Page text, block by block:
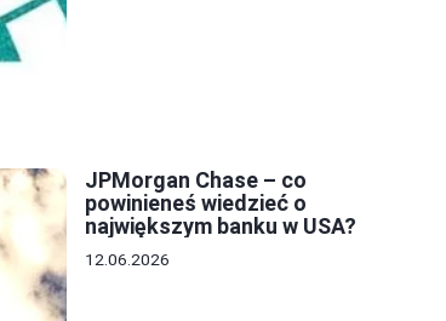
JPMorgan Chase – co
powinieneś wiedzieć o
największym banku w USA?
12.06.2026